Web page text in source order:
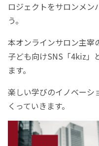
ロジェクトをサロンメン
う。
本オンラインサロン主宰
子ども向けSNS「4kiz」
ます。
楽しい学びのイノベーシ
くっていきます。